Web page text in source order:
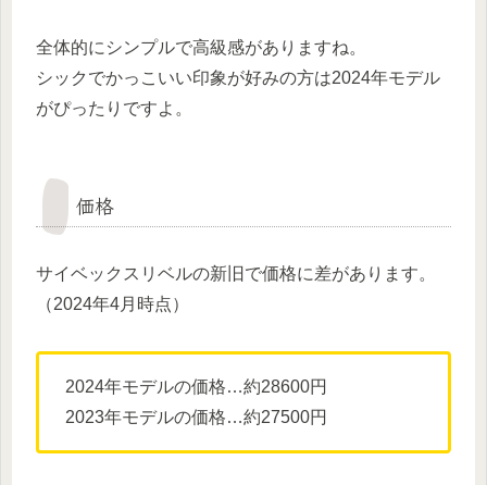
全体的にシンプルで高級感がありますね。
シックでかっこいい印象が好みの方は2024年モデル
がぴったりですよ。
価格
サイベックスリベルの新旧で価格に差があります。
（2024年4月時点）
2024年モデルの価格…約28600円
2023年モデルの価格…約27500円